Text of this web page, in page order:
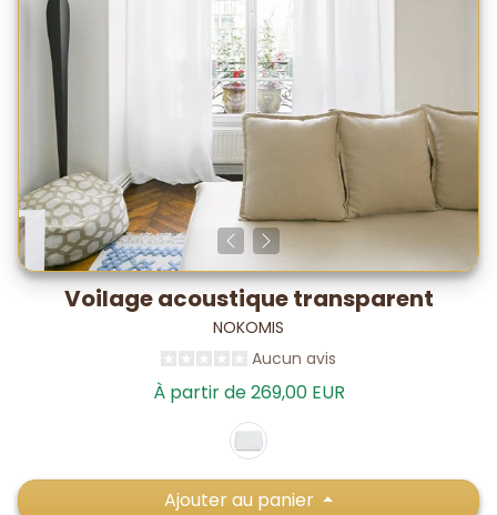
Voilage acoustique transparent
NOKOMIS
Aucun avis
À partir de 269,00 EUR
Ajouter au panier